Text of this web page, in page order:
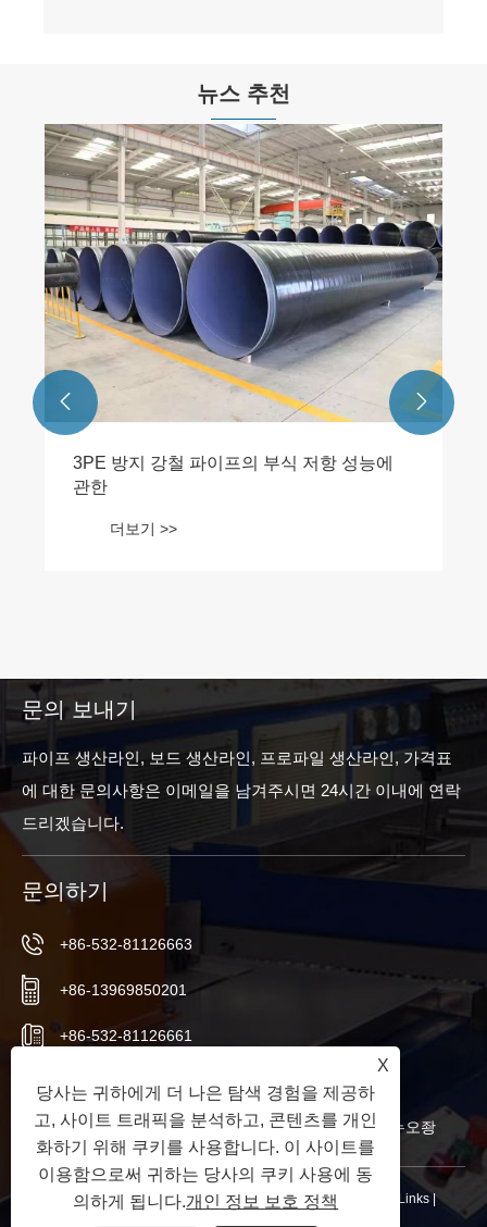
뉴스 추천
3PE 방지 강철 파이프의 부식 저항 성능에
관한
더보기 >>
 
문의 보내기
파이프 생산라인, 보드 생산라인, 프로파일 생산라인, 가격표
에 대한 문의사항은 이메일을 남겨주시면 24시간 이내에 연락
드리겠습니다.
문의하기
+86-532-81126663
+86-13969850201
+86-532-81126661
중국 산둥성 칭다오시 자오저우시 산리허 사무소 누오좡
저작권 © 2024 칭다오 롱창지에 기계 유한 회사 판권 소유. Links |
X
당사는 귀하에게 더 나은 탐색 경험을 제공하
고, 사이트 트래픽을 분석하고, 콘텐츠를 개인
화하기 위해 쿠키를 사용합니다. 이 사이트를
이용함으로써 귀하는 당사의 쿠키 사용에 동
의하게 됩니다.개인 정보 보호 정책